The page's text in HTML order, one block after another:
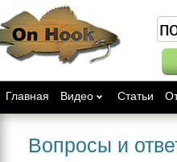
Главная Видео Статьи
Вопросы и